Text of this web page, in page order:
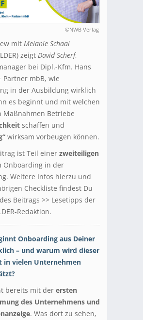
©NWB Verlag
mit Melanie Schaal
zeigt David Scherf,
bei Dipl.-Kfm. Hans
Partner mbB, wie
in der Ausbildung wirklich
es beginnt und mit welchen
Maßnahmen Betriebe
schaffen und
wirksam vorbeugen können.
ist Teil einer zweiteiligen
Onboarding in der
Weitere Infos hierzu und
Checkliste findest Du
Beitrags >> Lesetipps der
Redaktion.
Onboarding aus Deiner
– und warum wird dieser
in vielen Unternehmen
bereits mit der ersten
des Unternehmens und
. Was dort zu sehen,